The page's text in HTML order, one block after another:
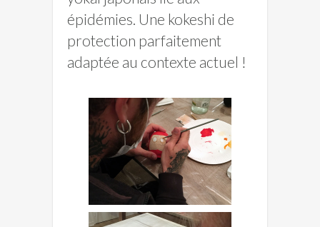
épidémies. Une kokeshi de
protection parfaitement
adaptée au contexte actuel !